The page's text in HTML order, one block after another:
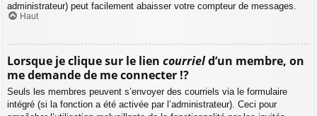
administrateur) peut facilement abaisser votre compteur de messages.
Haut
Lorsque je clique sur le lien courrield’un membre, on
me demande de me connecter !?
Seuls les membres peuvent s’envoyer des courriels via le formulaire
intégré (si la fonction a été activée par l’administrateur). Ceci pour